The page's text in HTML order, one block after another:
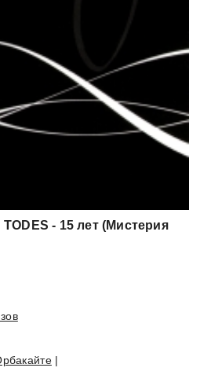
- 15 лет (Мистерия
|